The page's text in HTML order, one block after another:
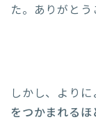
た。ありがとう
しかし、より
をつかまれるほ